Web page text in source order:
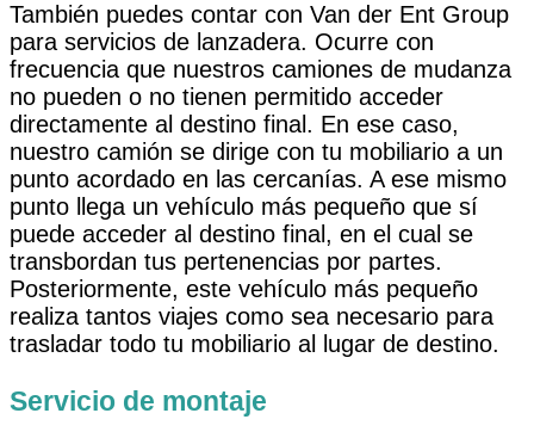
También puedes contar con Van der Ent Group
para servicios de lanzadera. Ocurre con
frecuencia que nuestros camiones de mudanza
no pueden o no tienen permitido acceder
directamente al destino final. En ese caso,
nuestro camión se dirige con tu mobiliario a un
punto acordado en las cercanías. A ese mismo
punto llega un vehículo más pequeño que sí
puede acceder al destino final, en el cual se
transbordan tus pertenencias por partes.
Posteriormente, este vehículo más pequeño
realiza tantos viajes como sea necesario para
trasladar todo tu mobiliario al lugar de destino.
Servicio de montaje